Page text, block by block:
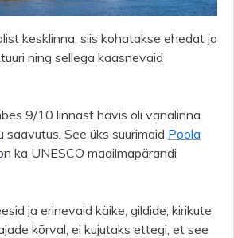
kesklinna, siis kohatakse ehedat ja
ning sellega kaasnevaid
9/10 linnast hävis oli vanalinna
saavutus. See üks suurimaid Poola
ka UNESCO maailmapärandi
ja erinevaid käike, gildide, kirikute
kõrval, ei kujutaks ettegi, et see